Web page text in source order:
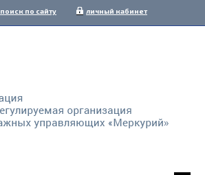
поиск по сайту личный кабинет